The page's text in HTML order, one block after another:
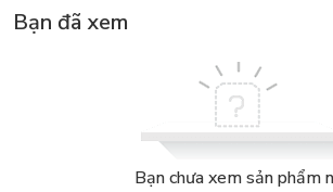
Nguồn điện
- Công suất quạt: 12V – 0.18A – 2.16W
Bạn đã xem
Bạn chưa xem sản phẩm